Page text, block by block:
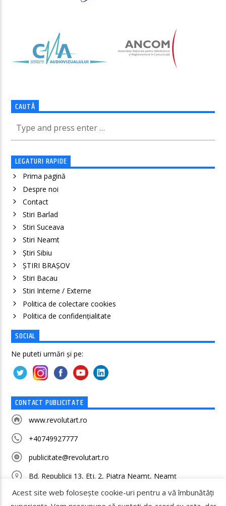
CAUTĂ
LEGATURI RAPIDE
Prima pagină
Despre noi
Contact
Stiri Barlad
Stiri Suceava
Stiri Neamt
Știri Sibiu
ȘTIRI BRAȘOV
Stiri Bacau
Stiri Interne / Externe
Politica de colectare cookies
Politica de confidenţialitate
SOCIAL
Ne puteti urmări și pe:
CONTACT PUBLICITATE
www.revolutart.ro
+40749927777
publicitate@revolutart.ro
Bd. Republicii 13, Etj. 2, Piatra Neamț, Neamț
Acest site web folosește cookie-uri pentru a vă îmbunătăți